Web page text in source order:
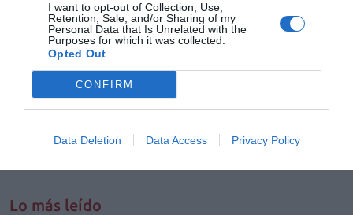
I want to opt-out of Collection, Use,
Retention, Sale, and/or Sharing of my
Personal Data that Is Unrelated with the
Purposes for which it was collected.
Opted Out
CONFIRM
Data Deletion Data Access Privacy Policy
Ágora Sanitaria y anefp ponen en marcha el ciclo de
webinars ”Digitalizando la farmacia”
Noticias y novedades Redacción
Con el objetivo de promover la transformación digital de la oficina de
farmacia y aportar conocimiento sobre este ámbito, los colegios
Sanitaria, y la Asociación para el Autocuidado de la Salud (anefp)
ponen en marcha el ciclo de webinars “Digitalizando la farmacia”.
Lo más leído